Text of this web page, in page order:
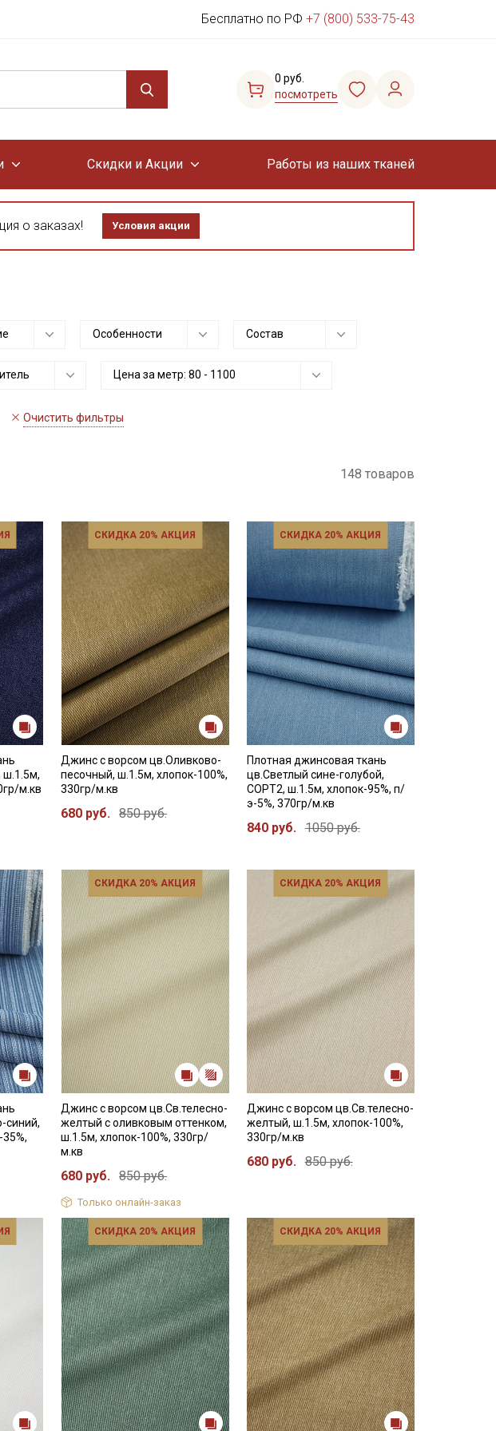
Бесплатно по РФ +7 (800) 533-75-43
0 руб.
посмотреть
Скидки и Акции Работы из наших тканей
о заказах! Условия акции
Особенности Состав
Цена за метр: 80 - 1100
Очистить фильтры
148 товаров
ш.1.5м,
м.кв
СКИДКА 20% АКЦИЯ
Джинс с ворсом цв.Оливково-
песочный, ш.1.5м, хлопок-100%,
330гр/м.кв
680 руб. 850 руб.
СКИДКА 20% АКЦИЯ
Плотная джинсовая ткань
цв.Светлый сине-голубой,
СОРТ2, ш.1.5м, хлопок-95%, п/
э-5%, 370гр/м.кв
840 руб. 1050 руб.
синий,
СКИДКА 20% АКЦИЯ
Джинс с ворсом цв.Св.телесно-
желтый с оливковым оттенком,
ш.1.5м, хлопок-100%, 330гр/
м.кв
680 руб. 850 руб.
Только онлайн-заказ
СКИДКА 20% АКЦИЯ
Джинс с ворсом цв.Св.телесно-
желтый, ш.1.5м, хлопок-100%,
330гр/м.кв
680 руб. 850 руб.
СКИДКА 20% АКЦИЯ СКИДКА 20% АКЦИЯ